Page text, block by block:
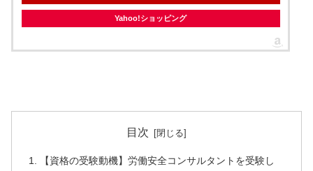
Yahoo!ショッピング
目次
【資格の受験動機】労働安全コンサルタントを受験し